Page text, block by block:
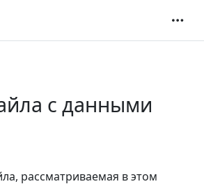
с данными
рассматриваемая в этом